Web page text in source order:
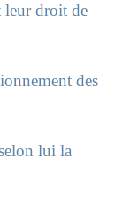
leur droit de
des
lui la